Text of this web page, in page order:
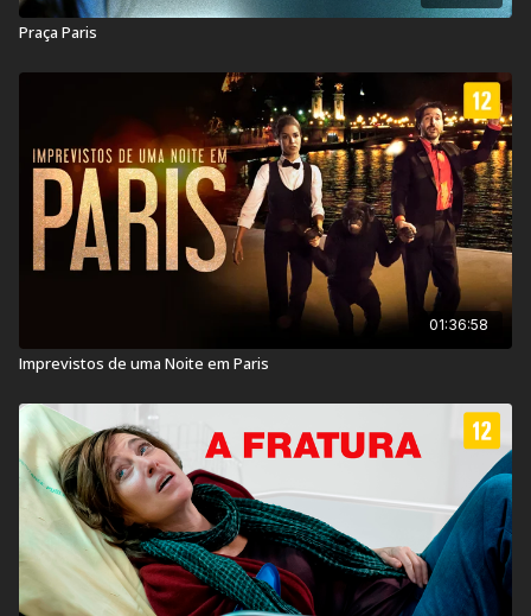
Título Original:
Ano de lançamento:2018
País:França
Veja também: Assistir não fale o mal
Praça Paris
01:36:58
Imprevistos de uma Noite em Paris